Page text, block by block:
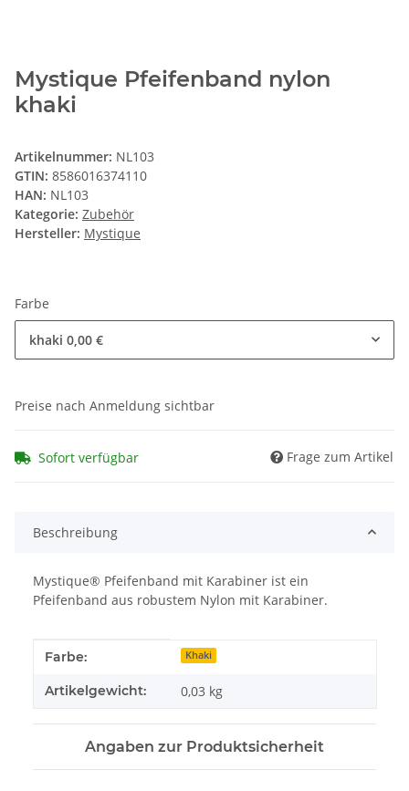
Mystique Pfeifenband nylon
khaki
Artikelnummer: NL103
GTIN: 8586016374110
HAN: NL103
Kategorie: Zubehör
Hersteller: Mystique
Farbe
khaki 0,00 €
Preise nach Anmeldung sichtbar
Sofort verfügbar Frage zum Artikel
Beschreibung
Mystique® Pfeifenband mit Karabiner ist ein
Pfeifenband aus robustem Nylon mit Karabiner.
Produkteigenschaft
Wert
Farbe: Khaki
Artikelgewicht: 0,03 kg
Angaben zur Produktsicherheit